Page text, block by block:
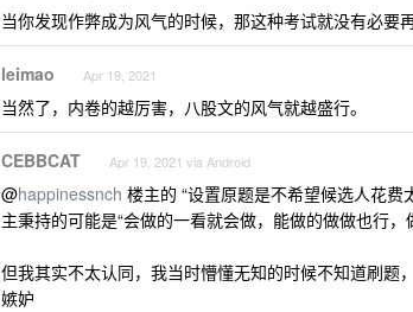
当你发现作弊成为风气的时候，那这种考试就没有必要
leimao Apr 19, 2021
当然了，内卷的越厉害，八股文的风气就越盛行。
CEBBCAT Apr 19, 2021 via Android
@happinessnch 楼主的 “设置原题是不希望候选人花
主秉持的可能是“会做的一看就会做，能做的做做也行，
但我其实不太认同，我当时懵懂无知的时候不知道刷题
嫉妒